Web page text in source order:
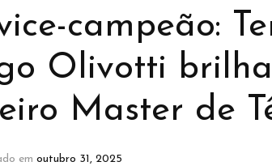
campeão:
Olivotti
Master de
em outubro 31, 2025